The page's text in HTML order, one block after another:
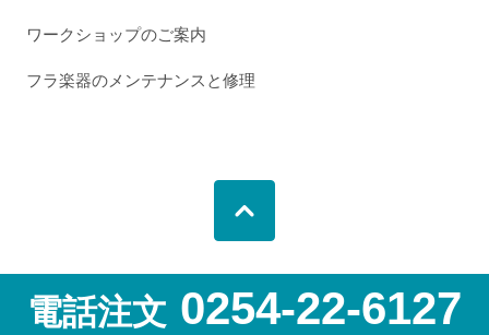
ワークショップのご案内
フラ楽器のメンテナンスと修理
電話注文 0254-22-6127